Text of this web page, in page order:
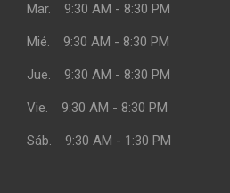
Mar. 9:30 AM - 8:30 PM
Mié. 9:30 AM - 8:30 PM
Jue. 9:30 AM - 8:30 PM
Vie. 9:30 AM - 8:30 PM
Sáb. 9:30 AM - 1:30 PM